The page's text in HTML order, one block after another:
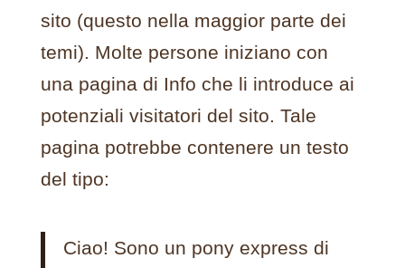
sito (questo nella maggior parte dei
temi). Molte persone iniziano con
una pagina di Info che li introduce ai
potenziali visitatori del sito. Tale
pagina potrebbe contenere un testo
del tipo:
Ciao! Sono un pony express di